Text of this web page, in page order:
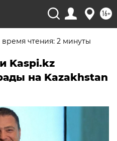
16+
чтения: 2 минуты
Kaspi.kz
на Kazakhstan